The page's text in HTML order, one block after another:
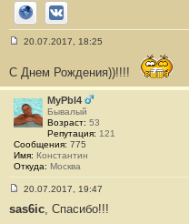
СайтВКонтакте
о
б
щ
е
н
и
#
8
6
20.07.2017, 18:25
С Днем Рождения))!!!!
MyPbl4
Бывалый
Возраст: 53
Репутация: 121
Сообщения: 775
Имя: Константин
Откуда: Москва
о
20.07.2017, 19:47
sas6ic, Спасибо!!!